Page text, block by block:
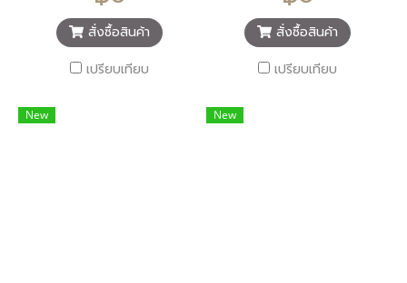
สั่งซื้อสินค้า
เปรียบเทียบ
สั่งซื้อสินค้า
เปรียบเทียบ
New New